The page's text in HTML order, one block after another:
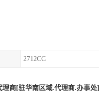
2712CC
理商[驻华南区域.代理商.办事处]